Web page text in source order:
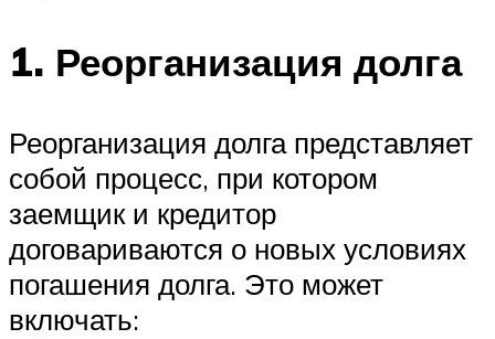
1. Реорганизация долга
Реорганизация долга представляет
собой процесс, при котором
заемщик и кредитор
договариваются о новых условиях
погашения долга. Это может
включать: